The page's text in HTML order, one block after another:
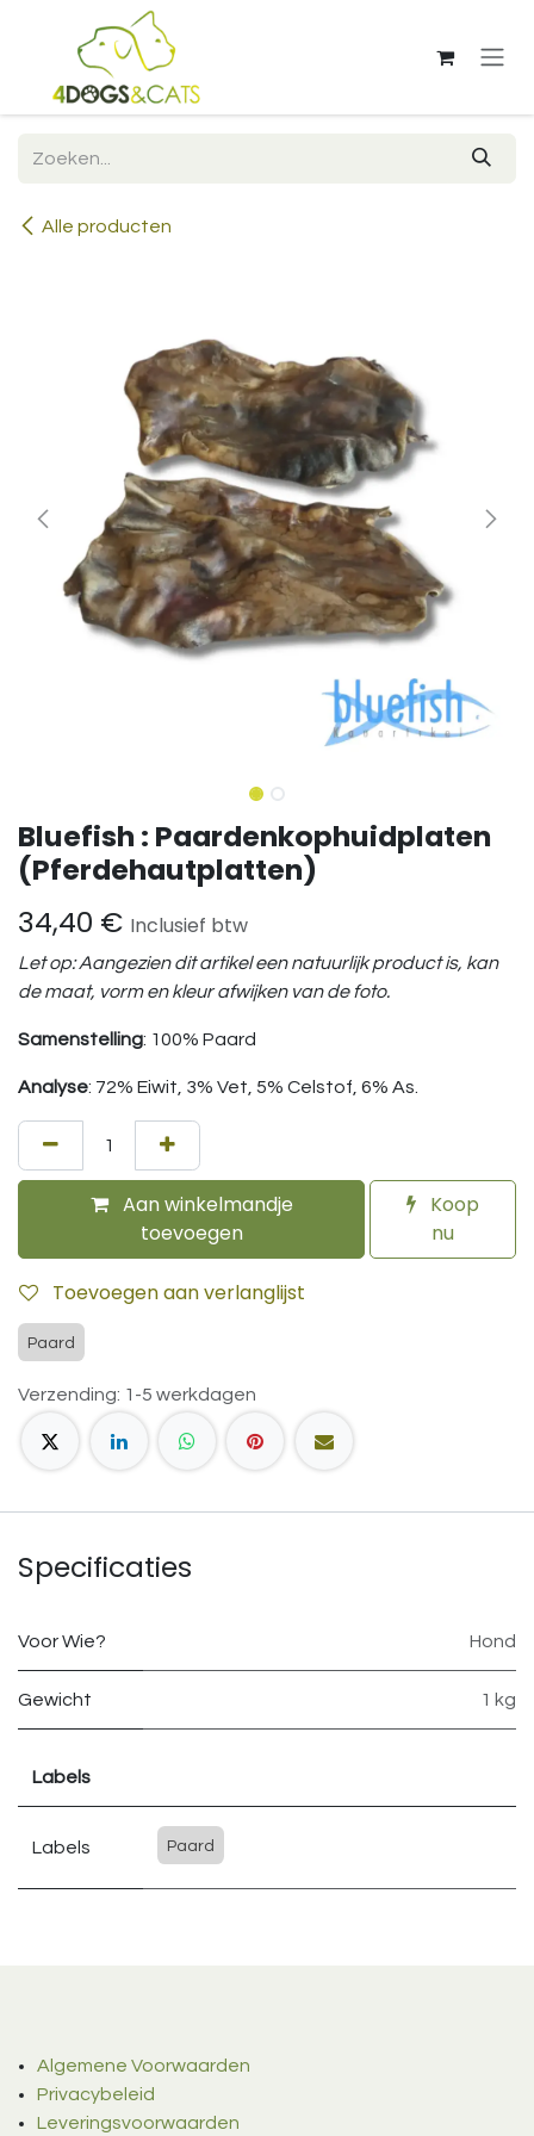
Overslaan naar inhoud
Alle producten
Bluefish : Paardenkophuidplaten
(Pferdehautplatten)
34,40 € Inclusief btw
Let op: Aangezien dit artikel een natuurlijk product is, kan
de maat, vorm en kleur afwijken van de foto.
Samenstelling: 100% Paard
Analyse: 72% Eiwit, 3% Vet, 5% Celstof, 6% As.
Aan winkelmandje
toevoegen
Koop
nu
Toevoegen aan verlanglijst
Paard
Verzending: 1-5 werkdagen
Specificaties
Voor Wie? Hond
Gewicht 1 kg
Labels
Labels Paard
Algemene Voorwaarden
Privacybeleid
Leveringsvoorwaarden